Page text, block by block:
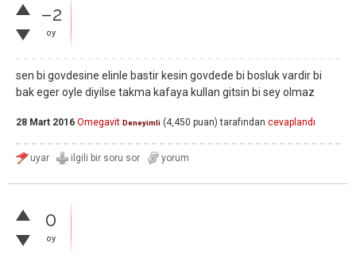
–2
oy
sen bi govdesine elinle bastir kesin govdede bi bosluk vardir bi
bak eger oyle diyilse takma kafaya kullan gitsin bi sey olmaz
28 Mart 2016 Omegavit Deneyimli (4,450 puan) tarafından cevaplandı
0
oy